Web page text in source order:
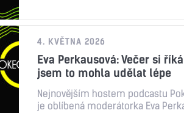
4. KVĚTNA 2026
Eva Perkausová: Večer si
jsem to mohla udělat lépe
Nejnovějším hostem podcastu
je oblíbená moderátorka Eva